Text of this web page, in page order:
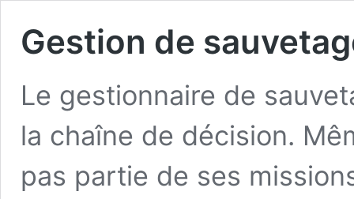
Gestion de
Le gestionnaire de
la chaîne de décision.
pas partie de ses